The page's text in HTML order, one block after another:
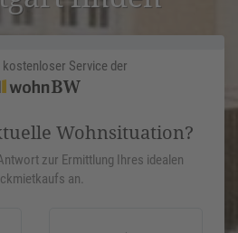
kostenloser Service der
Wohnsituation?
zur Ermittlung Ihres idealen
an.